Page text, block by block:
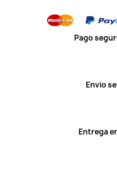
Pago
Envio
Entrega